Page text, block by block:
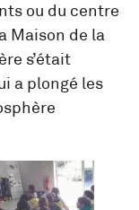
ou du centre
Maison de la
s’était
a plongé les